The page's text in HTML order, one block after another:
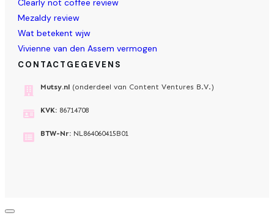
Clearly not coffee review
Mezaldy review
Wat betekent wjw
Vivienne van den Assem vermogen
CONTACTGEGEVENS
Mutsy.nl (onderdeel van Content Ventures B.V.)
KVK: 86714708
BTW-Nr: NL864060415B01
Dialoogvenster